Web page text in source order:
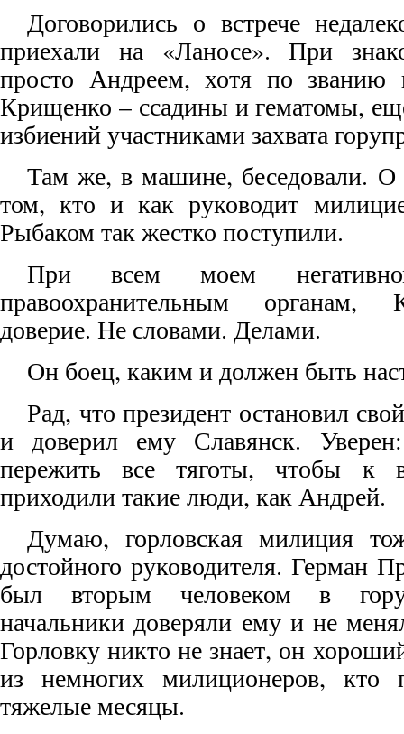
Договорились о встрече
приехали на «Ланосе». При
просто Андреем, хотя по званию
Крищенко – ссадины и гематомы,
избиений участниками захвата
Там же, в машине, беседовали. О
том, кто и как руководит
Рыбаком так жестко поступили.
При всем моем
правоохранительным органам,
доверие. Не словами. Делами.
Он боец, каким и должен быть
Рад, что президент остановил
и доверил ему Славянск.
пережить все тяготы, чтобы к
приходили такие люди, как Андрей.
Думаю, горловская милиция
достойного руководителя. Герман
был вторым человеком в
начальники доверяли ему и не
Горловку никто не знает, он
из немногих милиционеров, кто
тяжелые месяцы.